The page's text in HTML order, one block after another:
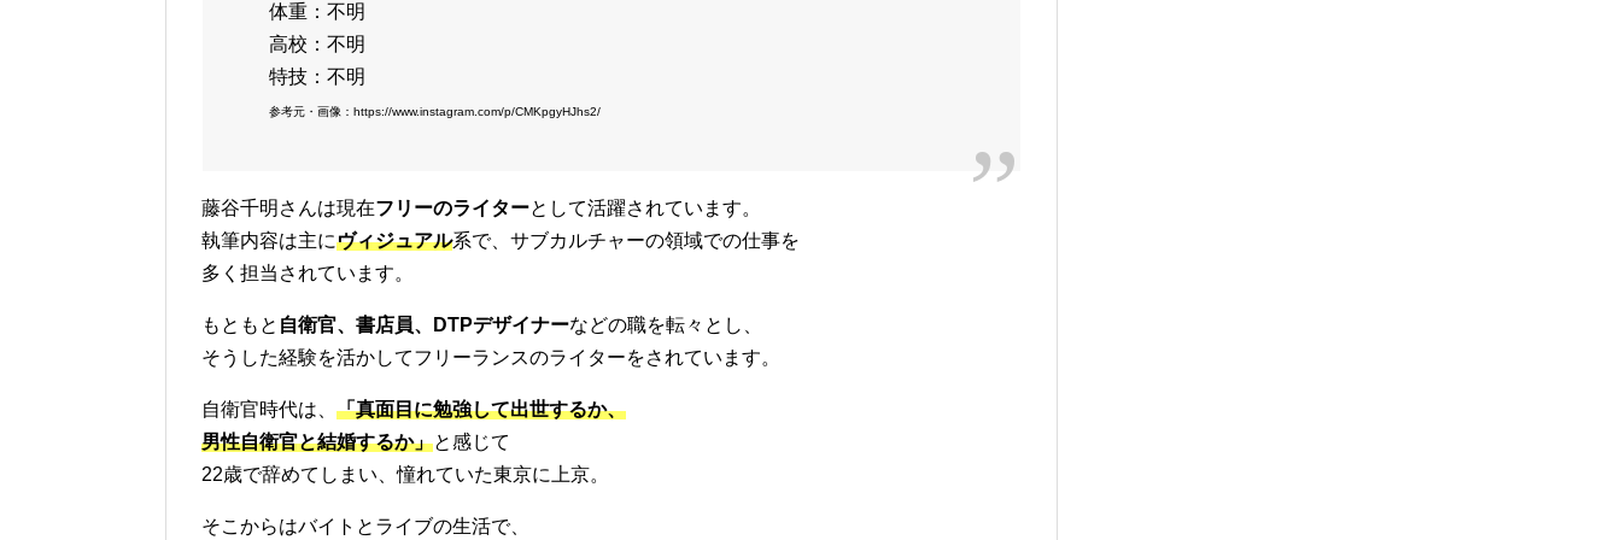
体重：不明
高校：不明
特技：不明
参考元・画像：https://www.instagram.com/p/CMKpgyHJhs2/
藤谷千明さんは現在フリーのライターとして活躍されています。
執筆内容は主にヴィジュアル系で、サブカルチャーの領域での仕事を
多く担当されています。
もともと 自衛官、書店員、DTPデザイナーなどの職を転々とし、
そうした経験を活かしてフリーランスのライターをされています。
自衛官時代は、 「真面目に勉強して出世するか、
男性自衛官と結婚するか」と感じて
22歳で辞めてしまい、憧れていた東京に上京。
そこからはバイトとライブの生活で、